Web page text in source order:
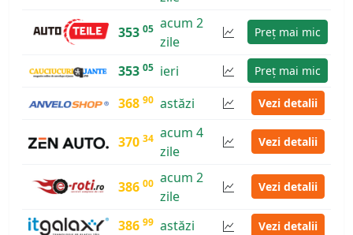
353 05 acum 2
zile
Preț mai mic
353 05 ieri Preț mai mic
368 90 astăzi Vezi detalii
370 34 acum 4
zile
Vezi detalii
386 00 acum 2
zile
Vezi detalii
386 99 astăzi Vezi detalii